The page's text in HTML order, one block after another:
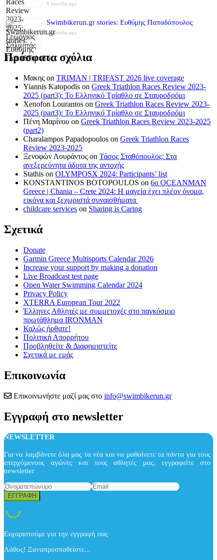
8 months ago
Swimbikerun.gr stories: Ευθύμης Παπαδόπουλος
8 months ago
Πρόσφατα σχόλια
Μακης on TRIMAN | TRIFAST 2026 live coverage
Yiannis Katopodis on Greek Triathlon Races Review 2023-
2025 (part3): Το Ελληνικό Τρίαθλο σε Σταυροδρόμι
Xenofon Lourantos on Greek Triathlon Races Review 2023-
2025 (part3): Το Ελληνικό Τρίαθλο σε Σταυροδρόμι
Πένη Μαρίνου on Greek Triathlon Races Review 2023-2025
(part2)
Charalampos Papadopoulos on Greek Triathlon Races
Review 2023-2025
Ξενοφών Λουράντος on Τάσος Σταθόπουλος: Στα
ανεξερεύνητα άδυτα της αντοχής
Stathis on OLYMPOSX 2024: Participants’ list
KONSTANTINOS BOTOPOULOS on 6ο OCEANMAN
Greece | Chania – Crete 2024: Η μαγεία έχει πλέον όνομα,
εικόνα και ξεχωριστά συναισθήματα
childcare services on Sharing is Caring
Σχετικά
Donate
Garmin Greece Multisports Calendar 2026
Increase your support by making a donation
Live Broadcast test page
Open Water Swimming Calendar 2024
Privacy Policy
XTERRA European Tour 2022
Έλληνες Αθλητές με συμμετοχές στο παγκόσμιο
πρωτάθλημα IRONMAN
Καλώς ήρθατε!
Πολιτική Απορρήτου
Προβληθείτε & Διαφημιστείτε
Σχετικά με εμάς
Επικοινωνία
Επικοινωνήστε μαζί μας στο info@swimbikerun.gr
Εγγραφή στο newsletter
NEWSLETTER
Για να λαμβάνετε όλα μας τα νέα και να μαθαίνετε τα πάντα για τους
επερχόμενους αγώνες και τους αθλητές μας, εγγραφείτε στο
newsletter
Ευχαριστούμε για την εγγραφή σας
Λάθος! Ξαναπροσπαθείστε...